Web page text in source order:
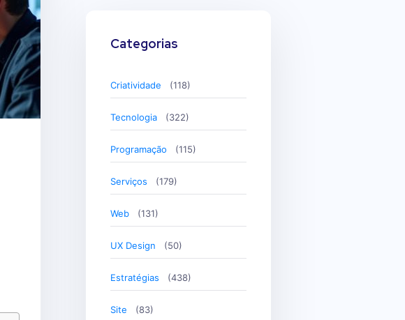
Categorias
Criatividade (118)
Tecnologia (322)
Programação (115)
Serviços (179)
Web (131)
UX Design (50)
Estratégias (438)
Site (83)